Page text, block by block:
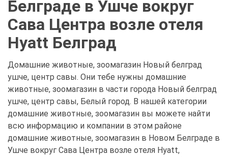
Белграде в Ушче вокруг
Сава Центра возле отеля
Hyatt Белград
Домашние животные, зоомагазин Новый белград
ушче, центр савы. Они тебе нужны домашние
животные, зоомагазин в части города Новый белград
ушче, центр савы, Белый город. В нашей категории
домашние животные, зоомагазин вы можете найти
всю информацию и компании в этом районе
домашние животные, зоомагазин в Новом Белграде в
Ушче вокруг Сава Центра возле отеля Hyatt,